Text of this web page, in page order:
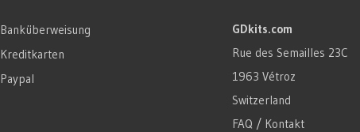
Banküberweisung
Kreditkarten
Paypal
GDkits.com
Rue des Semailles 23C
1963 Vétroz
Switzerland
FAQ / Kontakt